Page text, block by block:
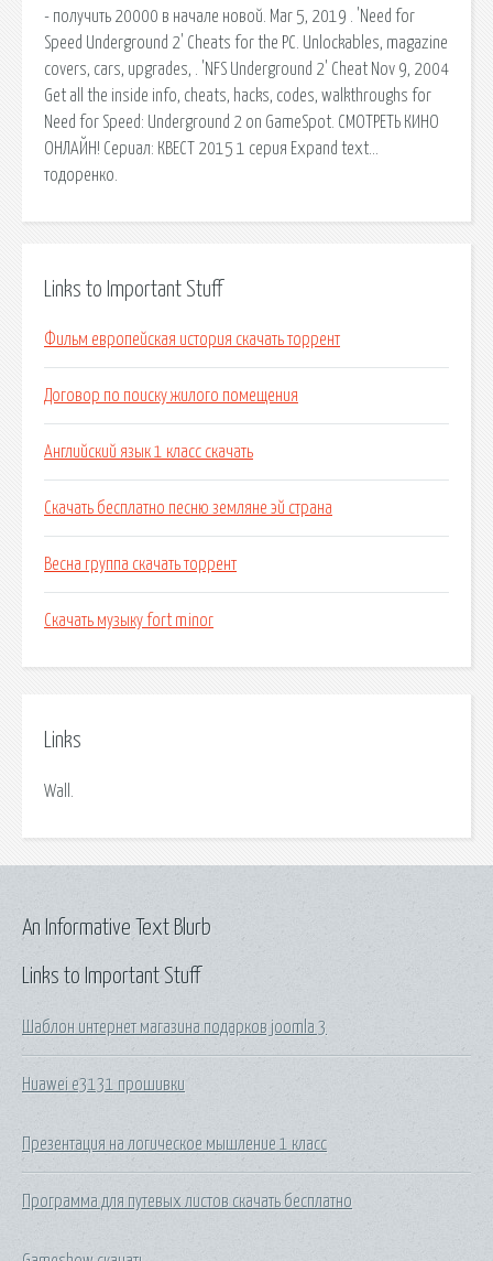
- получить 20000 в начале новой. Mar 5, 2019 . 'Need for
Speed Underground 2' Cheats for the PC. Unlockables, magazine
covers, cars, upgrades, . 'NFS Underground 2' Cheat Nov 9, 2004
Get all the inside info, cheats, hacks, codes, walkthroughs for
Need for Speed: Underground 2 on GameSpot. СМОТРЕТЬ КИНО
ОНЛАЙН! Сериал: КВЕСТ 2015 1 серия Expand text…
тодоренко.
Links to Important Stuff
Фильм европейская история скачать торрент
Договор по поиску жилого помещения
Английский язык 1 класс скачать
Скачать бесплатно песню земляне эй страна
Весна группа скачать торрент
Скачать музыку fort minor
Links
Wall.
Links to Important Stuff
Шаблон интернет магазина подарков joomla 3
Huawei e3131 прошивки
Презентация на логическое мышление 1 класс
Программа для путевых листов скачать бесплатно
An Informative Text Blurb